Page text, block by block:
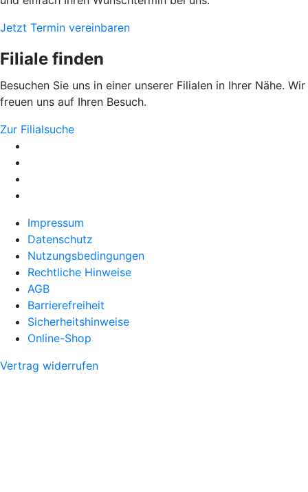
Jetzt Termin vereinbaren
Filiale finden
Besuchen Sie uns in einer unserer Filialen in Ihrer Nähe. Wir
freuen uns auf Ihren Besuch.
Zur Filialsuche
Impressum
Datenschutz
Nutzungsbedingungen
Rechtliche Hinweise
AGB
Barrierefreiheit
Sicherheitshinweise
Online-Shop
Vertrag widerrufen